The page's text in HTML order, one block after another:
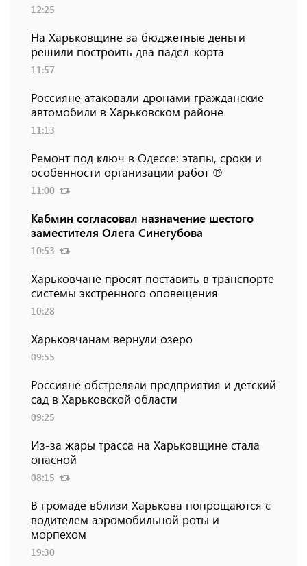
12:25
На Харьковщине за бюджетные деньги
решили построить два падел-корта
11:57
Россияне атаковали дронами гражданские
автомобили в Харьковском районе
11:13
Ремонт под ключ в Одессе: этапы, сроки и
особенности организации работ ℗
11:00
Кабмин согласовал назначение шестого
заместителя Олега Синегубова
10:53
Харьковчане просят поставить в транспорте
системы экстренного оповещения
10:28
Харьковчанам вернули озеро
09:55
Россияне обстреляли предприятия и детский
сад в Харьковской области
09:25
Из-за жары трасса на Харьковщине стала
опасной
08:15
В громаде вблизи Харькова попрощаются с
водителем аэромобильной роты и
морпехом
19:30